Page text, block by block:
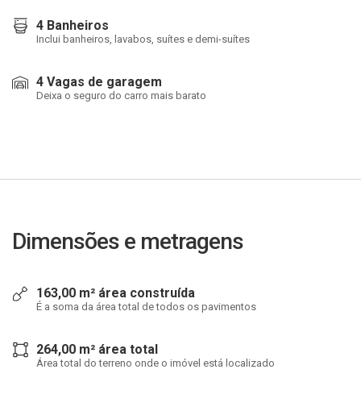
4 Banheiros
Inclui banheiros, lavabos, suítes e demi-suítes
4 Vagas de garagem
Deixa o seguro do carro mais barato
Dimensões e metragens
163,00 m² área construída
É a soma da área total de todos os pavimentos
264,00 m² área total
Área total do terreno onde o imóvel está localizado